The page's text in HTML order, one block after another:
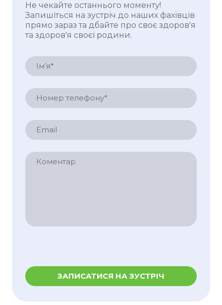
Не чекайте останнього моменту!
Запишіться на зустріч до наших фахівців
прямо зараз та дбайте про своє здоров'я
та здоров'я своєї родини.
ЗАПИСАТИСЯ НА ЗУСТРІЧ